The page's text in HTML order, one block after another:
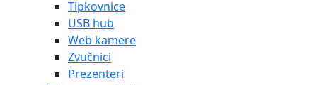
Tipkovnice
USB hub
Web kamere
Zvučnici
Prezenteri